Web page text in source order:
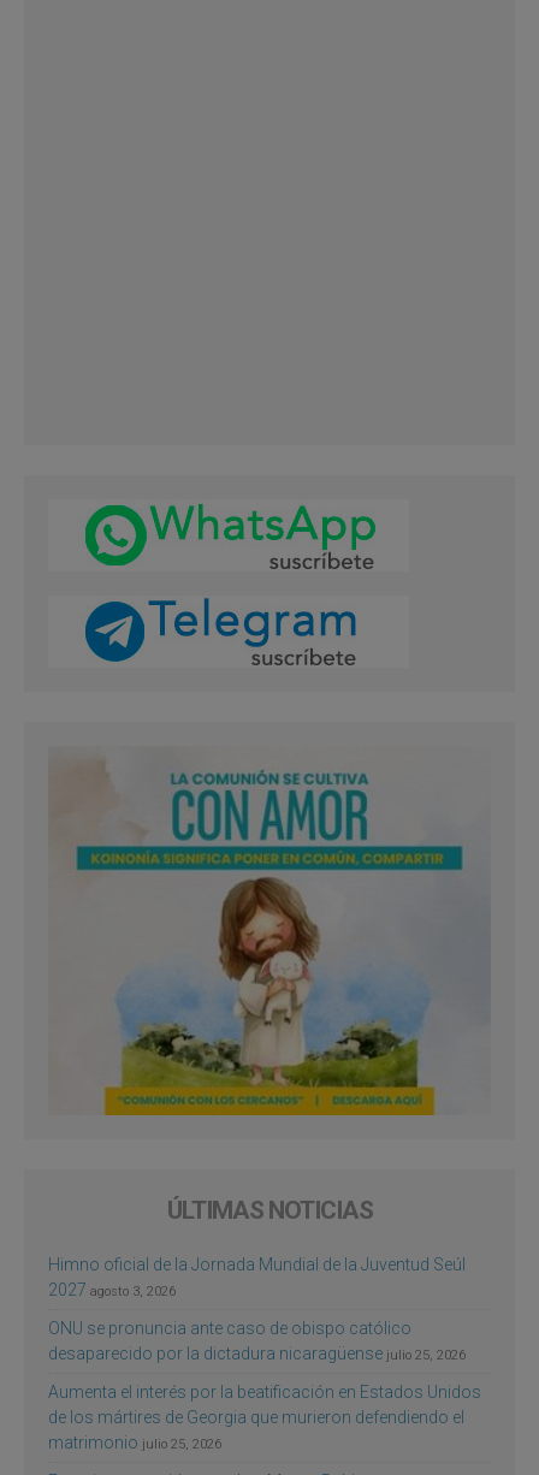
ÚLTIMAS NOTICIAS
Himno oficial de la Jornada Mundial de la Juventud Seúl
2027 agosto 3, 2026
ONU se pronuncia ante caso de obispo católico
desaparecido por la dictadura nicaragüense julio 25, 2026
Aumenta el interés por la beatificación en Estados Unidos
de los mártires de Georgia que murieron defendiendo el
matrimonio julio 25, 2026